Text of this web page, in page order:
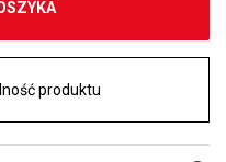
produktu